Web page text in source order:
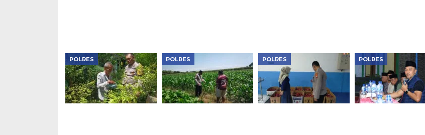
POLRES POLRES POLRES POLRES